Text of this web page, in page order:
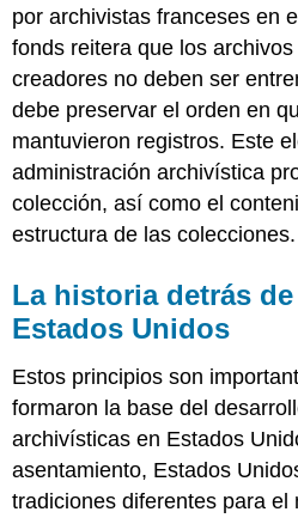
por archivistas franceses en
fonds reitera que los
creadores no deben ser
debe preservar el orden en
mantuvieron registros. Este
administración archivística
colección, así como el
estructura de las colecciones.
La historia detrás
Estados Unidos
Estos principios son
formaron la base del
archivísticas en Estados
asentamiento, Estados
tradiciones diferentes para el